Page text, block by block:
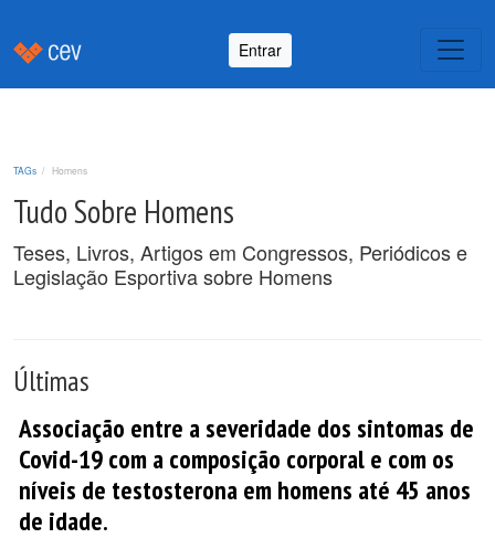
Entrar
TAGs Homens
Tudo Sobre Homens
Teses, Livros, Artigos em Congressos, Periódicos e
Legislação Esportiva sobre Homens
Últimas
Associação entre a severidade dos sintomas de
Covid-19 com a composição corporal e com os
níveis de testosterona em homens até 45 anos
de idade.